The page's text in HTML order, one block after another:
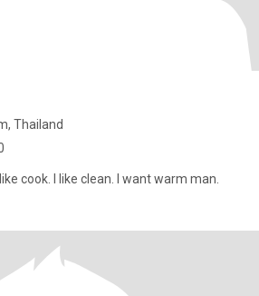
Thailand
care. I like cook. I like clean. I want warm man.